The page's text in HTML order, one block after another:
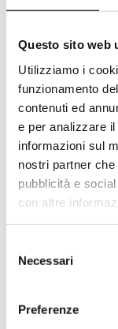
Questo sito web
Utilizziamo i
funzionamento
contenuti ed
e per analizzare
informazioni sul
nostri partner
pubblicità e
con altre
visionarli è
delNecessari
Preferenze
Dal 2002,
ricerca e
tecnologica
aspettative
macchine
L’azienda
alla guida
campo dei
tecnologie